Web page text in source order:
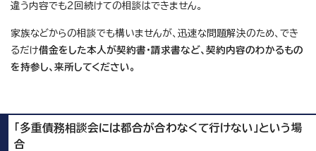
違う内容でも2回続けての相談はできません。
家族などからの相談でも構いませんが、迅速な問題解決のため、でき
るだけ借金をした本人が契約書・請求書など、契約内容のわかるもの
を持参し、来所してください。
「多重債務相談会には都合が合わなくて行けない」という場
合